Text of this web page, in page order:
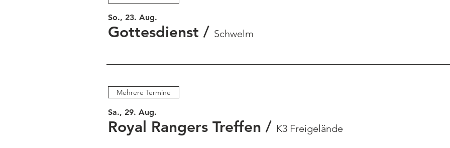
So., 23. Aug.
Gottesdienst / Schwelm
Mehrere Termine
Sa., 29. Aug.
Royal Rangers Treffen / K3 Freigelände